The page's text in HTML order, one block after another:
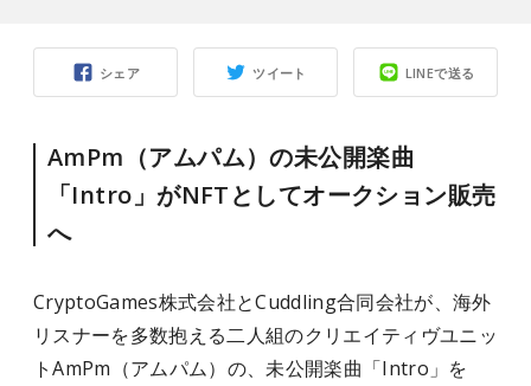
シェア ツイート LINEで送る
AmPm（アムパム）の未公開楽曲
「Intro」がNFTとしてオークション販売
へ
CryptoGames株式会社とCuddling合同会社が、海外
リスナーを多数抱える二人組のクリエイティヴユニッ
トAmPm（アムパム）の、未公開楽曲「Intro」を